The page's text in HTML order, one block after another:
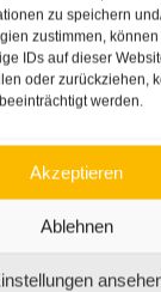
zu speichern
zustimmen,
IDs auf dieser
oder zurückziehen,
werden.
Akzeptieren
Ablehnen
Problemen
sie unterstützen?